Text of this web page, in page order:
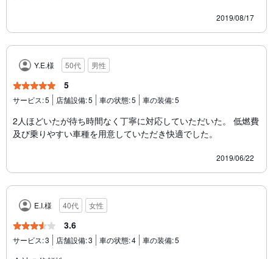
2019/08/17
Y.E.様 50代 男性
5
サービス:5 店舗設備:5 車の状態:5 車の装備:5
2人ほどいたが待ち時間なく丁寧に対応していただいた。 低燃費
及び乗りやすい車種を用意していただき快適でした。
2019/06/22
E.I.様 40代 女性
3.6
サービス:3 店舗設備:3 車の状態:4 車の装備:5